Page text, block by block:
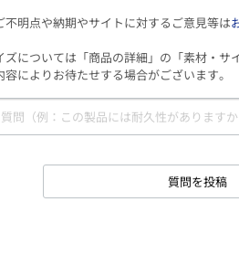
明点や納期やサイトに対するご意見等は
については「商品の詳細」の「素材・サ
によりお待たせする場合がございます。
質問を投稿